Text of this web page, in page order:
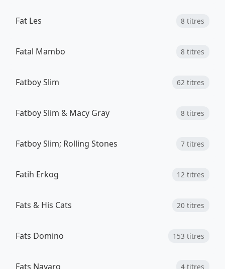
Fat Les 8 titres
Fatal Mambo 8 titres
Fatboy Slim 62 titres
Fatboy Slim & Macy Gray 8 titres
Fatboy Slim; Rolling Stones 7 titres
Fatih Erkog 12 titres
Fats & His Cats 20 titres
Fats Domino 153 titres
Fats Navaro 4 titres